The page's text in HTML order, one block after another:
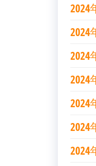
2024
2024
2024
2024
2024
2024
2024